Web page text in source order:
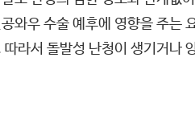
와우 수술 예후에 영향을 주는
라서 돌발성 난청이 생기거나